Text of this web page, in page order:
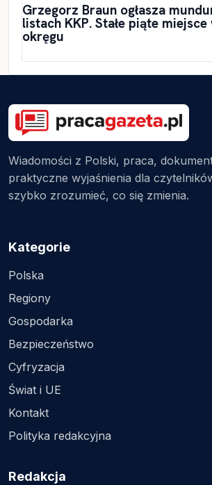
Grzegorz Braun ogłasza
listach KKP. Stałe piąte
okręgu
Wiadomości z Polski, praca,
praktyczne wyjaśnienia dla
szybko zrozumieć, co się zmienia.
Kategorie
Polska
Regiony
Gospodarka
Bezpieczeństwo
Cyfryzacja
Świat i UE
Kontakt
Polityka redakcyjna
Redakcja